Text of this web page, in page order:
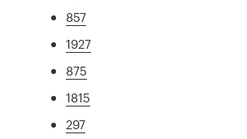
857
1927
875
1815
297